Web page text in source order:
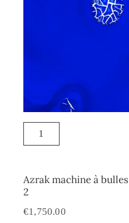
Azrak machine à bulles
2
€1,750.00